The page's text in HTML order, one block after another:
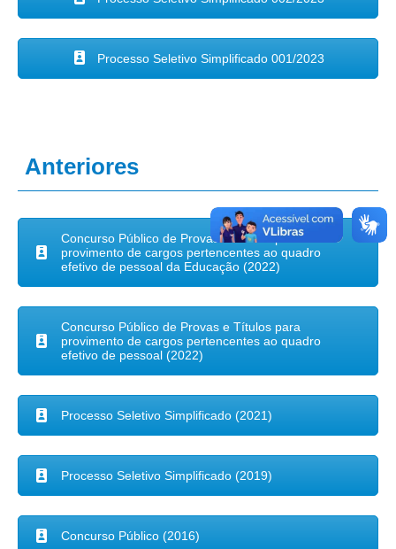
Processo Seletivo Simplificado 001/2023
Anteriores
Concurso Público de Provas e Títulos para
provimento de cargos pertencentes ao quadro
efetivo de pessoal da Educação (2022)
Concurso Público de Provas e Títulos para
provimento de cargos pertencentes ao quadro
efetivo de pessoal (2022)
Processo Seletivo Simplificado (2021)
Processo Seletivo Simplificado (2019)
Concurso Público (2016)